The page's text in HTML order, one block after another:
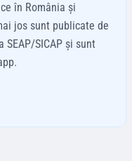
în România și
jos sunt publicate de
SICAP și sunt